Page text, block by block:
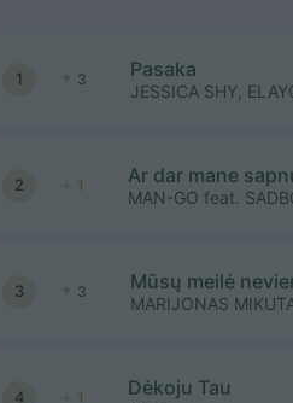
1 3 Pasaka
JESSICA SHY,
2 1 Ar dar mane
MAN-GO feat.
3 3 Mūsų meilė
MARIJONAS
4 1 Dėkoju Tau